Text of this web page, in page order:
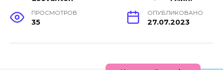
ПРОСМОТРОВ
35
ОПУБЛИКОВАНО
27.07.2023